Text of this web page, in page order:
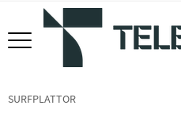
Meny
SURFPLATTOR